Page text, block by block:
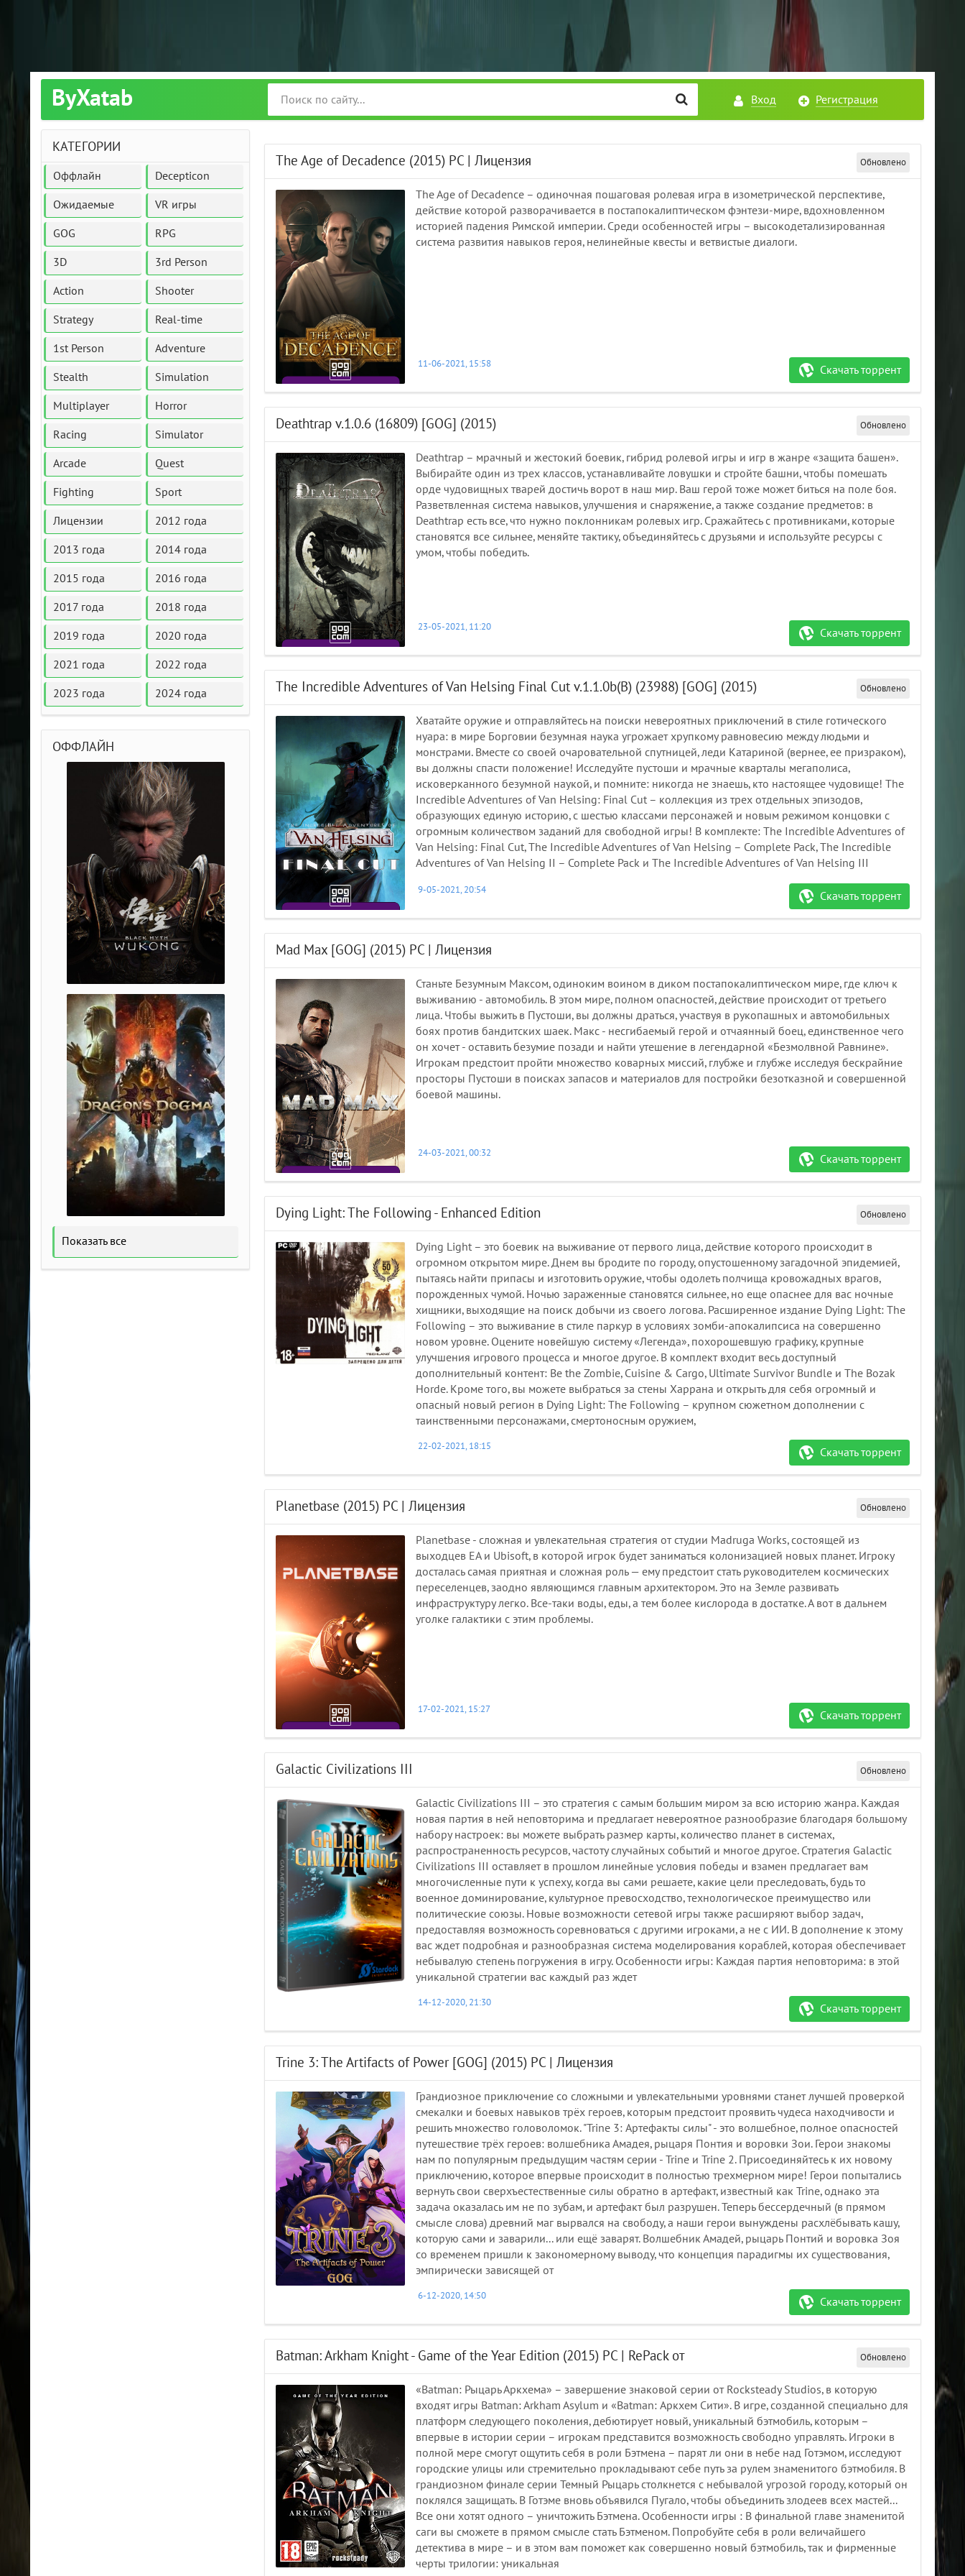
ByXatab Вход Регистрация
The Age of Decadence (2015) PC | Лицензия Обновлено
The Age of Decadence – одиночная пошаговая ролевая игра в изометрической перспективе,
действие которой разворачивается в постапокалиптическом фэнтези-мире, вдохновленном
историей падения Римской империи. Среди особенностей игры – высокодетализированная
система развития навыков героя, нелинейные квесты и ветвистые диалоги.
Скачать торрент
11-06-2021, 15:58
Deathtrap v.1.0.6 (16809) [GOG] (2015) Обновлено
Deathtrap – мрачный и жестокий боевик, гибрид ролевой игры и игр в жанре «защита башен».
Выбирайте один из трех классов, устанавливайте ловушки и стройте башни, чтобы помешать
орде чудовищных тварей достичь ворот в наш мир. Ваш герой тоже может биться на поле боя.
Разветвленная система навыков, улучшения и снаряжение, а также создание предметов: в
Deathtrap есть все, что нужно поклонникам ролевых игр. Сражайтесь с противниками, которые
становятся все сильнее, меняйте тактику, объединяйтесь с друзьями и используйте ресурсы с
умом, чтобы победить.
Скачать торрент
23-05-2021, 11:20
The Incredible Adventures of Van Helsing Final Cut v.1.1.0b(B) (23988) [GOG] (2015) Обновлено
Хватайте оружие и отправляйтесь на поиски невероятных приключений в стиле готического
нуара: в мире Борговии безумная наука угрожает хрупкому равновесию между людьми и
монстрами. Вместе со своей очаровательной спутницей, леди Катариной (вернее, ее призраком),
вы должны спасти положение! Исследуйте пустоши и мрачные кварталы мегаполиса,
исковерканного безумной наукой, и помните: никогда не знаешь, кто настоящее чудовище! The
Incredible Adventures of Van Helsing: Final Cut – коллекция из трех отдельных эпизодов,
образующих единую историю, с шестью классами персонажей и новым режимом концовки с
огромным количеством заданий для свободной игры! В комплекте: The Incredible Adventures of
Van Helsing: Final Cut, The Incredible Adventures of Van Helsing – Complete Pack, The Incredible
Adventures of Van Helsing II – Complete Pack и The Incredible Adventures of Van Helsing III
Скачать торрент
9-05-2021, 20:54
Mad Max [GOG] (2015) PC | Лицензия
Станьте Безумным Максом, одиноким воином в диком постапокалиптическом мире, где ключ к
выживанию - автомобиль. В этом мире, полном опасностей, действие происходит от третьего
лица. Чтобы выжить в Пустоши, вы должны драться, участвуя в рукопашных и автомобильных
боях против бандитских шаек. Макс - несгибаемый герой и отчаянный боец, единственное чего
он хочет - оставить безумие позади и найти утешение в легендарной «Безмолвной Равнине».
Игрокам предстоит пройти множество коварных миссий, глубже и глубже исследуя бескрайние
просторы Пустоши в поисках запасов и материалов для постройки безотказной и совершенной
боевой машины.
Скачать торрент
24-03-2021, 00:32
Dying Light: The Following - Enhanced Edition Обновлено
Dying Light – это боевик на выживание от первого лица, действие которого происходит в
огромном открытом мире. Днем вы бродите по городу, опустошенному загадочной эпидемией,
пытаясь найти припасы и изготовить оружие, чтобы одолеть полчища кровожадных врагов,
порожденных чумой. Ночью зараженные становятся сильнее, но еще опаснее для вас ночные
хищники, выходящие на поиск добычи из своего логова. Расширенное издание Dying Light: The
Following – это выживание в стиле паркур в условиях зомби-апокалипсиса на совершенно
новом уровне. Оцените новейшую систему «Легенда», похорошевшую графику, крупные
улучшения игрового процесса и многое другое. В комплект входит весь доступный
дополнительный контент: Be the Zombie, Cuisine & Cargo, Ultimate Survivor Bundle и The Bozak
Horde. Кроме того, вы можете выбраться за стены Харрана и открыть для себя огромный и
опасный новый регион в Dying Light: The Following – крупном сюжетном дополнении с
таинственными персонажами, смертоносным оружием,
Скачать торрент
22-02-2021, 18:15
Planetbase (2015) PC | Лицензия Обновлено
Planetbase - сложная и увлекательная стратегия от студии Madruga Works, состоящей из
выходцев EA и Ubisoft, в которой игрок будет заниматься колонизацией новых планет. Игроку
досталась самая приятная и сложная роль — ему предстоит стать руководителем космических
переселенцев, заодно являющимся главным архитектором. Это на Земле развивать
инфраструктуру легко. Все-таки воды, еды, а тем более кислорода в достатке. А вот в дальнем
уголке галактики с этим проблемы.
Скачать торрент
17-02-2021, 15:27
Galactic Civilizations III Обновлено
Galactic Civilizations III – это стратегия с самым большим миром за всю историю жанра. Каждая
новая партия в ней неповторима и предлагает невероятное разнообразие благодаря большому
набору настроек: вы можете выбрать размер карты, количество планет в системах,
распространенность ресурсов, частоту случайных событий и многое другое. Стратегия Galactic
Civilizations III оставляет в прошлом линейные условия победы и взамен предлагает вам
многочисленные пути к успеху, когда вы сами решаете, какие цели преследовать, будь то
военное доминирование, культурное превосходство, технологическое преимущество или
политические союзы. Новые возможности сетевой игры также расширяют выбор задач,
предоставляя возможность соревноваться с другими игроками, а не с ИИ. В дополнение к этому
вас ждет подробная и разнообразная система моделирования кораблей, которая обеспечивает
небывалую степень погружения в игру. Особенности игры: Каждая партия неповторима: в этой
уникальной стратегии вас каждый раз ждет
Скачать торрент
14-12-2020, 21:30
Trine 3: The Artifacts of Power [GOG] (2015) PC | Лицензия
Грандиозное приключение со сложными и увлекательными уровнями станет лучшей проверкой
смекалки и боевых навыков трёх героев, которым предстоит проявить чудеса находчивости и
решить множество головоломок. "Trine 3: Артефакты силы" - это волшебное, полное опасностей
путешествие трёх героев: волшебника Амадея, рыцаря Понтия и воровки Зои. Герои знакомы
нам по популярным предыдущим частям серии - Trine и Trine 2. Присоединяйтесь к их новому
приключению, которое впервые происходит в полностью трехмерном мире! Герои попытались
вернуть свои сверхъестественные силы обратно в артефакт, известный как Trine, однако эта
задача оказалась им не по зубам, и артефакт был разрушен. Теперь бессердечный (в прямом
смысле слова) древний маг вырвался на свободу, а наши герои вынуждены расхлёбывать кашу,
которую сами и заварили... или ещё заварят. Волшебник Амадей, рыцарь Понтий и воровка Зоя
со временем пришли к закономерному выводу, что концепция парадигмы их существования,
эмпирически зависящей от
Скачать торрент
6-12-2020, 14:50
Batman: Arkham Knight - Game of the Year Edition (2015) PC | RePack от Обновлено
«Batman: Рыцарь Аркхема» – завершение знаковой серии от Rocksteady Studios, в которую
входят игры Batman: Arkham Asylum и «Batman: Аркхем Сити». В игре, созданной специально для
платформ следующего поколения, дебютирует новый, уникальный бэтмобиль, которым –
впервые в истории серии – игрокам представится возможность свободно управлять. Игроки в
полной мере смогут ощутить себя в роли Бэтмена – парят ли они в небе над Готэмом, исследуют
городские улицы или стремительно прокладывают себе путь за рулем знаменитого бэтмобиля. В
грандиозном финале серии Темный Рыцарь столкнется с небывалой угрозой городу, который он
поклялся защищать. В Готэме вновь объявился Пугало, чтобы объединить злодеев всех мастей...
Все они хотят одного – уничтожить Бэтмена. Особенности игры : В финальной главе знаменитой
саги вы сможете в прямом смысле стать Бэтменом. Попробуйте себя в роли величайшего
детектива в мире – и в этом вам поможет как совершенно новый бэтмобиль, так и фирменные
черты трилогии: уникальная
КАТЕГОРИИ
Оффлайн Decepticon
Ожидаемые VR игры
GOG RPG
3D 3rd Person
Action Shooter
Strategy Real-time
1st Person Adventure
Stealth Simulation
Multiplayer Horror
Racing Simulator
Arcade Quest
Fighting Sport
Лицензии 2012 года
2013 года 2014 года
2015 года 2016 года
2017 года 2018 года
2019 года 2020 года
2021 года 2022 года
2023 года 2024 года
ОФФЛАЙН
Показать все